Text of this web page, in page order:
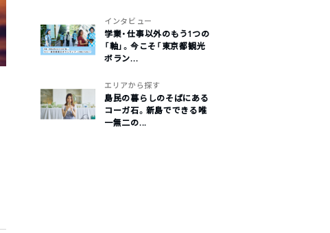
インタビュー
学業・仕事以外のもう1つの
「軸」。今こそ「東京都観光
ボラン...
エリアから探す
島民の暮らしのそばにある
コーガ石。新島でできる唯
一無二の...